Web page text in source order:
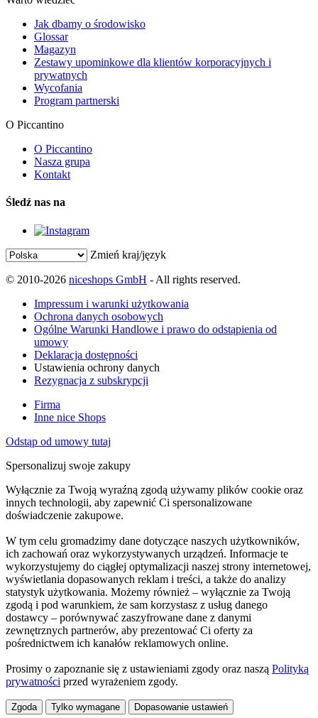
Jak dbamy o środowisko
Glossar
Magazyn
Zestawy upominkowe dla klientów korporacyjnych i
prywatnych
Wycofania
Program partnerski
O Piccantino
O Piccantino
Nasza grupa
Kontakt
Śledź nas na
Zmień kraj/język
© 2010-2026 niceshops GmbH - All rights reserved.
Impressum i warunki użytkowania
Ochrona danych osobowych
Ogólne Warunki Handlowe i prawo do odstąpienia od
umowy
Deklaracja dostępności
Ustawienia ochrony danych
Rezygnacja z subskrypcji
Firma
Inne nice Shops
Odstąp od umowy tutaj
Spersonalizuj swoje zakupy
Wyłącznie za Twoją wyraźną zgodą używamy plików cookie oraz
innych technologii, aby zapewnić Ci spersonalizowane
doświadczenie zakupowe.
W tym celu gromadzimy dane dotyczące naszych użytkowników,
ich zachowań oraz wykorzystywanych urządzeń. Informacje te
wykorzystujemy do ciągłej optymalizacji naszej strony internetowej,
wyświetlania dopasowanych reklam i treści, a także do analizy
statystyk użytkowania. Możemy również – wyłącznie za Twoją
zgodą i pod warunkiem, że sam korzystasz z usług danego
dostawcy – porównywać zaszyfrowane dane z danymi
zewnętrznych partnerów, aby prezentować Ci oferty za
pośrednictwem ich kanałów reklamowych online.
Prosimy o zapoznanie się z ustawieniami zgody oraz naszą Polityką
prywatności przed wyrażeniem zgody.
Zgoda Tylko wymagane Dopasowanie ustawień